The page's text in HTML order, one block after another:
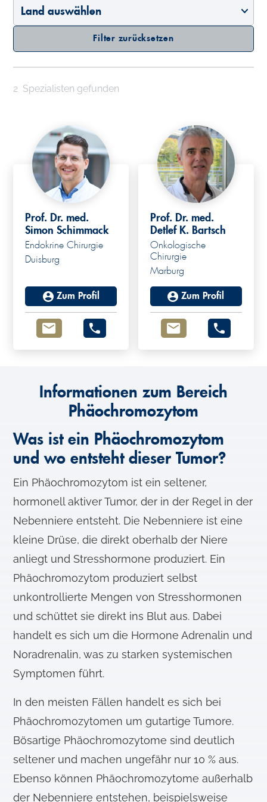
Filter zurücksetzen
2 Spezialisten gefunden
Prof. Dr. med.
Simon Schimmack
Endokrine Chirurgie
Duisburg
Zum Profil
Prof. Dr. med.
Detlef K. Bartsch
Onkologische
Chirurgie
Marburg
Zum Profil
Informationen zum Bereich
Phäochromozytom
Was ist ein Phäochromozytom
und wo entsteht dieser Tumor?
Ein Phäochromozytom ist ein seltener,
hormonell aktiver Tumor, der in der Regel in der
Nebenniere entsteht. Die Nebenniere ist eine
kleine Drüse, die direkt oberhalb der Niere
anliegt und Stresshormone produziert. Ein
Phäochromozytom produziert selbst
unkontrollierte Mengen von Stresshormonen
und schüttet sie direkt ins Blut aus. Dabei
handelt es sich um die Hormone Adrenalin und
Noradrenalin, was zu starken systemischen
Symptomen führt.
In den meisten Fällen handelt es sich bei
Phäochromozytomen um gutartige Tumore.
Bösartige Phäochromozytome sind deutlich
seltener und machen ungefähr nur 10 % aus.
Ebenso können Phäochromozytome außerhalb
der Nebenniere entstehen, beispielsweise